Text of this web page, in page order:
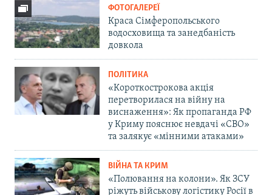
ФОТОГАЛЕРЕЇ
Краса Сімферопольського
водосховища та занедбаність
довкола
ПОЛІТИКА
«Короткострокова акція
перетворилася на війну на
виснаження»: Як пропаганда РФ
у Криму пояснює невдачі «СВО»
та залякує «мінними атаками»
ВІЙНА ТА КРИМ
«Полювання на колони». Як ЗСУ
ріжуть військову логістику Росії в